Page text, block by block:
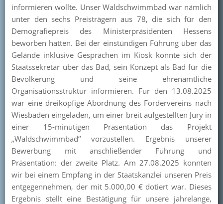
informieren wollte. Unser Waldschwimmbad war nämlich
unter den sechs Preisträgern aus 78, die sich für den
Demografiepreis des Ministerpräsidenten Hessens
beworben hatten. Bei der einstündigen Führung über das
Gelände inklusive Gesprächen im Kiosk konnte sich der
Staatssekretär über das Bad, sein Konzept als Bad für die
Bevölkerung und seine ehrenamtliche
Organisationsstruktur informieren. Für den 13.08.2025
war eine dreiköpfige Abordnung des Fördervereins nach
Wiesbaden eingeladen, um einer breit aufgestellten Jury in
einer 15-minütigen Präsentation das Projekt
„Waldschwimmbad“ vorzustellen. Ergebnis unserer
Bewerbung mit anschließender Führung und
Präsentation: der zweite Platz. Am 27.08.2025 konnten
wir bei einem Empfang in der Staatskanzlei unseren Preis
entgegennehmen, der mit 5.000,00 € dotiert war. Dieses
Ergebnis stellt eine Bestätigung für unsere jahrelange,